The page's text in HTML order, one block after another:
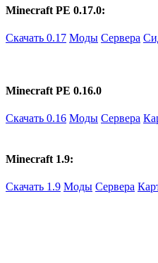
Minecraft PE 0.17.0:
Скачать 0.17 Моды Сервера
Minecraft PE 0.16.0
Скачать 0.16 Моды Сервера
Minecraft 1.9:
Скачать 1.9 Моды Сервера